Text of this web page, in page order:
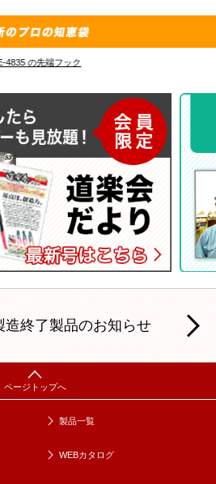
造終了製品のお知らせ
製品一覧
WEBカタログ